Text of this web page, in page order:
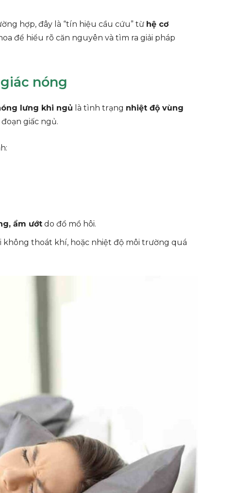
hợp, đây là “tín hiệu cầu cứu” từ hệ cơ
để hiểu rõ căn nguyên và tìm ra giải pháp
nóng
lưng khi ngủ là tình trạng nhiệt độ vùng
giấc ngủ.
ẩm ướt do đổ mồ hôi.
không thoát khí, hoặc nhiệt độ môi trường quá